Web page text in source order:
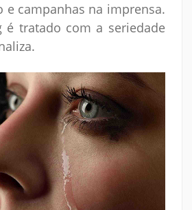
e campanhas na imprensa.
é tratado com a seriedade